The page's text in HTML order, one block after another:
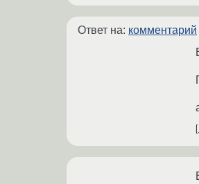
Ответ на: комментарий